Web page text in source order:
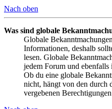
Nach oben
Was sind globale
Globale
Informationen, deshalb
lesen. Globale
jedem Forum und
Ob du eine globale
nicht, hängt von den durch
vergebenen